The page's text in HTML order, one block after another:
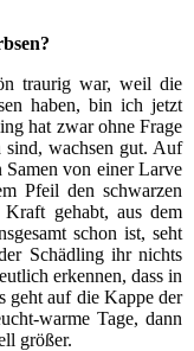
traurig war, weil die
haben, bin ich jetzt
hat zwar ohne Frage
sind, wachsen gut. Auf
Samenvon einer Larve
Pfeil den schwarzen
Kraft gehabt, aus dem
schon ist, seht
Schädling ihr nichts
erkennen, dass in
geht auf die Kappe der
warme Tage, dann
größer.